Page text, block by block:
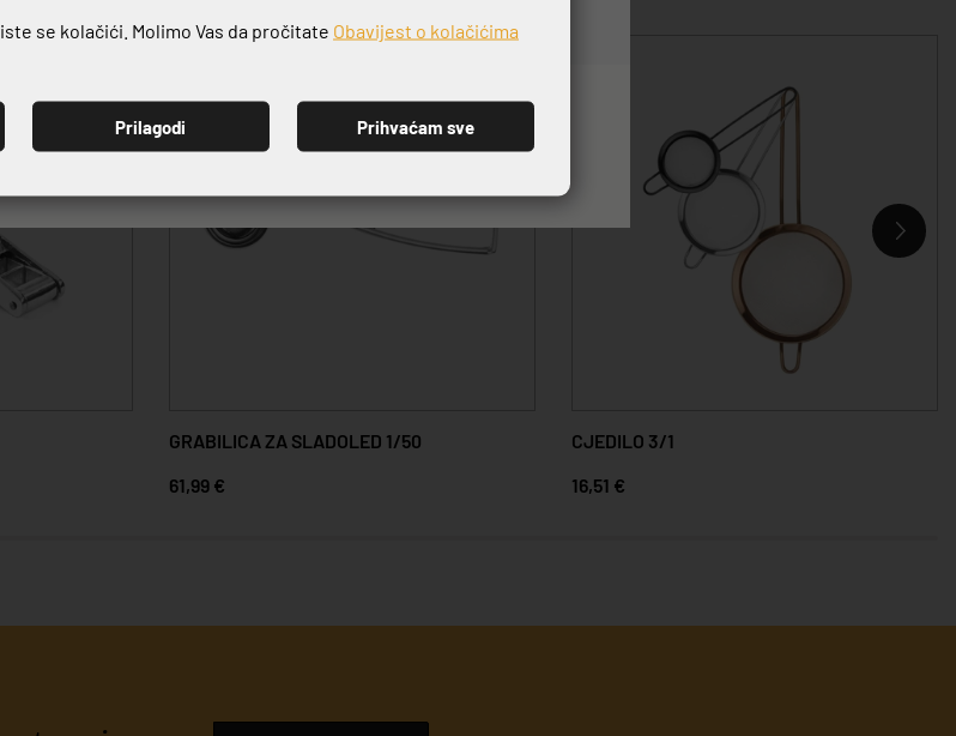
GRABILICA ZA SLADOLED 1/50
61,99 €
CJEDILO 3/1
16,51 €
PRIJAVI SE
se kolačići. Molimo Vas da pročitate Obavijest o kolačićima
Prilagodi Prihvaćam sve